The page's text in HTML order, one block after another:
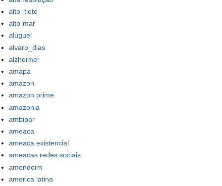
alto_tiete
alto-mar
aluguel
alvaro_dias
alzheimer
amapa
amazon
amazon prime
amazonia
ambipar
ameaca
ameaca existencial
ameacas redes sociais
amendoim
america latina